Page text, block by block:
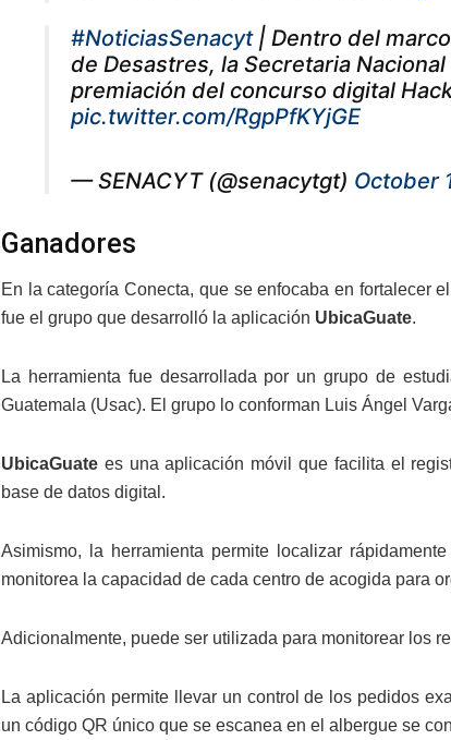
#NoticiasSenacyt| Dentro del
de Desastres, la Secretaria
premiación del concurso digital
pic.twitter.com/RgpPfKYjGE
— SENACYT (@senacytgt) October
Ganadores
En la categoría Conecta, que se enfocaba en fortalecer
fue el grupo que desarrolló la aplicación UbicaGuate.
La herramienta fue desarrollada por un grupo de
Guatemala (Usac). El grupo lo conforman Luis Ángel
UbicaGuate es una aplicación móvil que facilita el
base de datos digital.
Asimismo, la herramienta permite localizar
monitorea la capacidad de cada centro de acogida para
Adicionalmente, puede ser utilizada para monitorear los
La aplicación permite llevar un control de los pedidos
un código QR único que se escanea en el albergue se